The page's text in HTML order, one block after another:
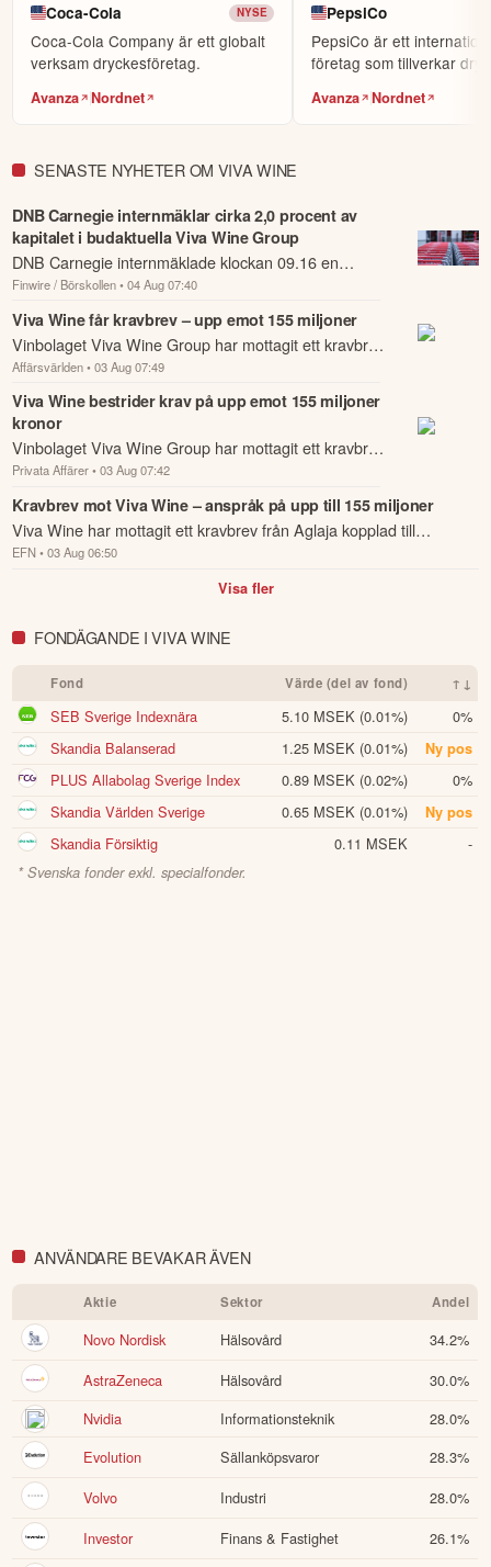
Marknadsutvecklingen framåt präglas fortsatt av osäkerhet, och det är
svårt att fullt ut bedöma de långsiktiga effekterna av kriget i
utvecklingen noga och ser en viss påverkan kopplad till ökade
modell och geografiska diversifiering gör oss väl positionerade att
tillväxt. Jag har en fortsatt positiv syn på framtiden och är övertygad
om att vi genom vårt arbete ytterligare stärker vår position över tid.
Med en stark finansiell ställning och en aktiv förvärvsagenda fortsätter
vinmarknaden, med tydligt fokus på långsiktigt värdeskapande för våra
aktieägare.
Emil Sallnäs,
VD Viva Wine Group
Stockholm, maj 2026
Denna summering har tagits fram med hjälp av AI och kan
därför innehålla förenklingar eller sakna viss information.
Innehållet ska inte ses som investeringsråd eller personlig
rådgivning. Ta alltid del av bolagets fullständiga kvartalsrapport
garanti för framtida avkastning.Skulle du upptäcka fel eller
kontakta oss.
Öppna rapport (PDF)
Coca-Cola NYSE
Coca-Cola Company är ett globalt
verksam dryckesföretag.
Avanza Nordnet
PepsiCo
PepsiCo är ett
företag som tillverkar
Avanza Nordnet
SENASTE NYHETER OM VIVA WINE
DNB Carnegie internmäklar cirka 2,0 procent av
kapitalet i budaktuella Viva Wine Group
DNB Carnegie internmäklade klockan 09.16 en
aktiepost om cirka 1,83 miljoner aktier i Viva Wine
Group till kursen 38,10 kronor.
Finwire / Börskollen • 04 Aug 07:40
Viva Wine får kravbrev – upp emot 155 miljoner
Vinbolaget Viva Wine Group har mottagit ett kravbrev
från Aglaja avseende bolagets förvärv av aktier i
dotterbolaget Giertz Vinimport, som g...
Affärsvärlden • 03 Aug 07:49
Viva Wine bestrider krav på upp emot 155 miljoner
kronor
Vinbolaget Viva Wine Group har mottagit ett kravbrev
från Aglaja avseende bolagets förvärv av aktier i
dotterbolaget Giertz Vinimport, som g...
Privata Affärer • 03 Aug 07:42
Kravbrev mot Viva Wine – anspråk på upp till 155 miljoner
Viva Wine har mottagit ett kravbrev från Aglaja kopplad till
bolagets förvärv av aktier i dotterbolaget Giertz Vinimport som
EFN • 03 Aug 06:50
Visa fler
FONDÄGANDE I VIVA WINE
Fond Värde (del av fond) ↑↓
SEB Sverige Indexnära 5.10 MSEK (0.01%)
0%
Skandia Balanserad
1.25 MSEK (0.01%) Ny pos
PLUS Allabolag Sverige Index 0.89 MSEK (0.02%)
0%
Skandia Världen Sverige
0.65 MSEK (0.01%) Ny pos
Skandia Försiktig 0.11 MSEK -
* Svenska fonder exkl. specialfonder.
ANVÄNDARE BEVAKAR ÄVEN
Aktie Sektor Andel
Novo Nordisk Hälsovård 34.2%
AstraZeneca
Hälsovård 30.0%
Nvidia
Informationsteknik 28.0%
Evolution
Sällanköpsvaror 28.3%
Volvo
Industri 28.0%
Investor
Finans & Fastighet 26.1%